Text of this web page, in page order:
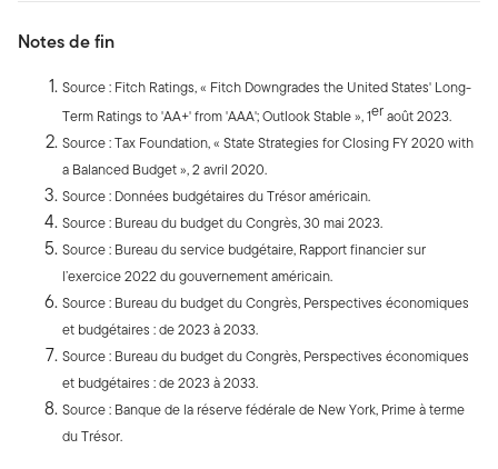
Notes de fin
Source : Fitch Ratings, « Fitch Downgrades the United States' Long-
Term Ratings to 'AA+' from 'AAA'; Outlook Stable », 1eraoût 2023.
Source : Tax Foundation, « State Strategies for Closing FY 2020 with
a Balanced Budget », 2 avril 2020.
Source : Données budgétaires du Trésor américain.
Source : Bureau du budget du Congrès, 30 mai 2023.
Source : Bureau du service budgétaire, Rapport financier sur
l’exercice 2022 du gouvernement américain.
Source : Bureau du budget du Congrès, Perspectives économiques
et budgétaires : de 2023 à 2033.
Source : Bureau du budget du Congrès, Perspectives économiques
et budgétaires : de 2023 à 2033.
Source : Banque de la réserve fédérale de New York, Prime à terme
du Trésor.